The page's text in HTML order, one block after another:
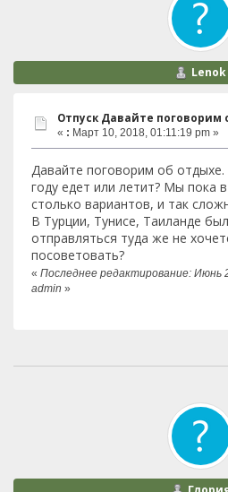
Lenok
Отпуск Давайте поговорим
« : Март 10, 2018, 01:11:19 pm »
Давайте поговорим об отдыхе.
году едет или летит? Мы пока
столько вариантов, и так
В Турции, Тунисе, Таиланде
отправляться туда же не
посоветовать?
« Последнее редактирование: Июнь
admin »